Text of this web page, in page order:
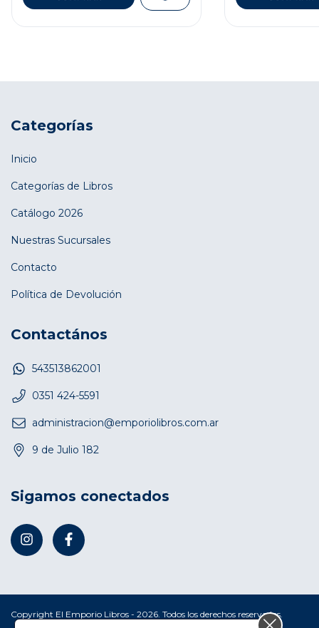
Categorías
Inicio
Categorías de Libros
Catálogo 2026
Nuestras Sucursales
Contacto
Política de Devolución
Contactános
543513862001
0351 424-5591
administracion@emporiolibros.com.ar
9 de Julio 182
Sigamos conectados
Copyright El Emporio Libros - 2026. Todos los derechos reservados.